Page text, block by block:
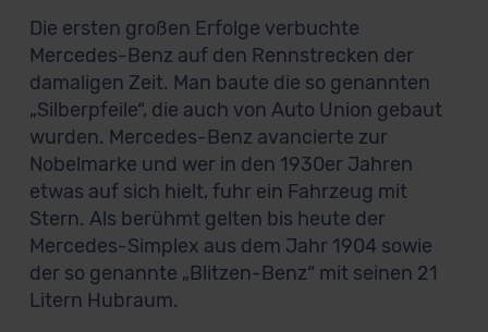
Die ersten großen Erfolge verbuchte
Mercedes-Benz auf den Rennstrecken der
damaligen Zeit. Man baute die so genannten
„Silberpfeile“, die auch von Auto Union gebaut
wurden. Mercedes-Benz avancierte zur
Nobelmarke und wer in den 1930er Jahren
etwas auf sich hielt, fuhr ein Fahrzeug mit
Stern. Als berühmt gelten bis heute der
Mercedes-Simplex aus dem Jahr 1904 sowie
der so genannte „Blitzen-Benz“ mit seinen 21
Litern Hubraum.